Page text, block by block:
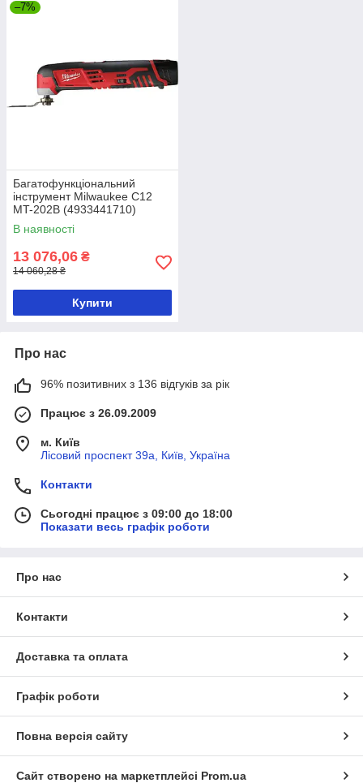
–7%
Багатофункціональний
інструмент Milwaukee C12
MT-202B (4933441710)
В наявності
13 076,06 ₴
14 060,28 ₴
Купити
Про нас
96% позитивних з 136 відгуків за рік
Працює з 26.09.2009
м. Київ
Лісовий проспект 39а, Київ, Україна
Контакти
Сьогодні працює з 09:00 до 18:00
Показати весь графік роботи
Про нас
Контакти
Доставка та оплата
Графік роботи
Повна версія сайту
Сайт створено на маркетплейсі Prom.ua